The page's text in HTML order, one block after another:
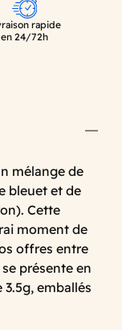
rapide
en 24/72h
mélange de
bleuet et de
Cette
moment de
offres entre
présente en
emballés